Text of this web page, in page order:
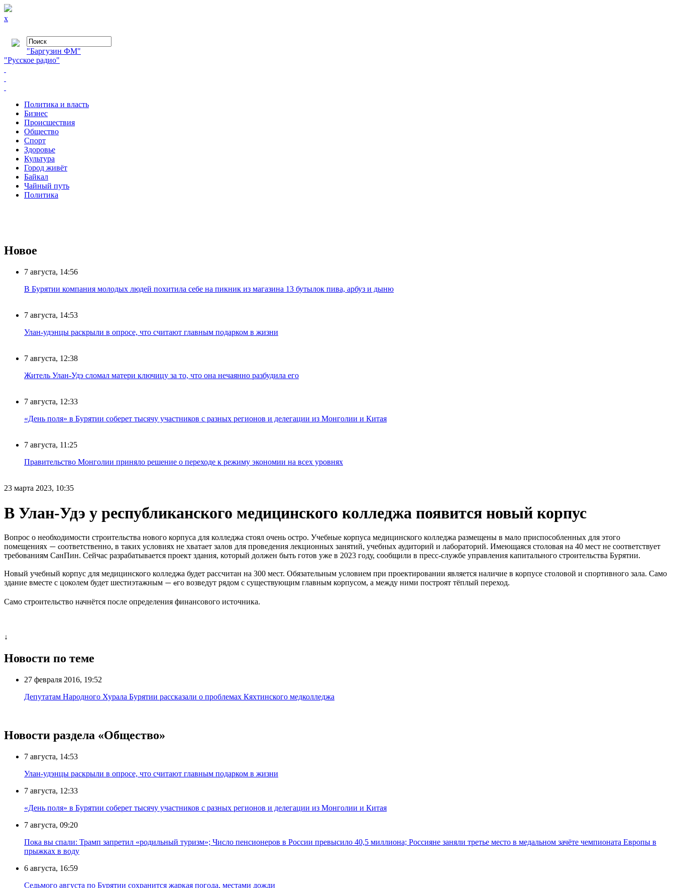
x
"Баргузин ФМ"
"Русское радио"
Политика и власть
Бизнес
Происшествия
Общество
Cпорт
Здоровье
Культура
Город живёт
Байкал
Чайный путь
Политика
Новое
7 августа, 14:56
В Бурятии компания молодых людей похитила себе на пикник из магазина 13 бутылок пива, арбуз и дыню
7 августа, 14:53
Улан-удэнцы раскрыли в опросе, что считают главным подарком в жизни
7 августа, 12:38
Житель Улан-Удэ сломал матери ключицу за то, что она нечаянно разбудила его
7 августа, 12:33
«День поля» в Бурятии соберет тысячу участников с разных регионов и делегации из Монголии и Китая
7 августа, 11:25
Правительство Монголии приняло решение о переходе к режиму экономии на всех уровнях
23 марта 2023, 10:35
В Улан-Удэ у республиканского медицинского колледжа появится новый корпус
Вопрос о необходимости строительства нового корпуса для колледжа стоял очень остро. Учебные корпуса медицинского колледжа размещены в мало приспособленных для этого
помещениях — соответственно, в таких условиях не хватает залов для проведения лекционных занятий, учебных аудиторий и лабораторий. Имеющаяся столовая на 40 мест не соответствует
требованиям СанПин. Сейчас разрабатывается проект здания, который должен быть готов уже в 2023 году, сообщили в пресс-службе управления капитального строительства Бурятии.
Новый учебный корпус для медицинского колледжа будет рассчитан на 300 мест. Обязательным условием при проектировании является наличие в корпусе столовой и спортивного зала. Само
здание вместе с цоколем будет шестиэтажным — его возведут рядом с существующим главным корпусом, а между ними построят тёплый переход.
Само строительство начнётся после определения финансового источника.
↓
Новости по теме
27 февраля 2016, 19:52
Депутатам Народного Хурала Бурятии рассказали о проблемах Кяхтинского медколледжа
Новости раздела «Общество»
7 августа, 14:53
Улан-удэнцы раскрыли в опросе, что считают главным подарком в жизни
7 августа, 12:33
«День поля» в Бурятии соберет тысячу участников с разных регионов и делегации из Монголии и Китая
7 августа, 09:20
Пока вы спали: Трамп запретил «родильный туризм»; Число пенсионеров в России превысило 40,5 миллиона; Россияне заняли третье место в медальном зачёте чемпионата Европы в
прыжках в воду
6 августа, 16:59
Седьмого августа по Бурятии сохранится жаркая погода, местами дожди